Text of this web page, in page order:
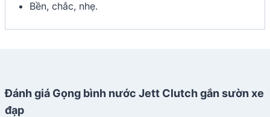
Bền, chắc, nhẹ.
Đánh giá Gọng bình nước Jett Clutch gắn sườn xe
đạp